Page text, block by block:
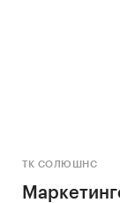
ТК СОЛЮШНС